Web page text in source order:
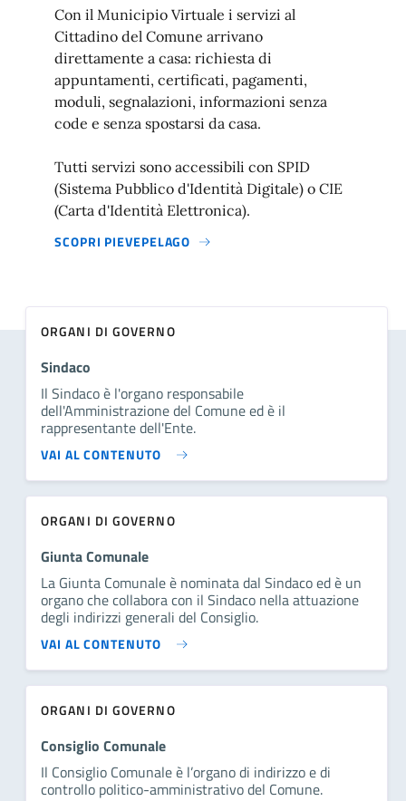
Con il Municipio Virtuale i servizi al
Cittadino del Comune arrivano
direttamente a casa: richiesta di
appuntamenti, certificati, pagamenti,
moduli, segnalazioni, informazioni senza
code e senza spostarsi da casa.
Tutti servizi sono accessibili con SPID
(Sistema Pubblico d'Identità Digitale) o CIE
(Carta d'Identità Elettronica).
SCOPRI PIEVEPELAGO
ORGANI DI GOVERNO
Sindaco
Il Sindaco è l'organo responsabile
dell'Amministrazione del Comune ed è il
rappresentante dell'Ente.
VAI AL CONTENUTO
ORGANI DI GOVERNO
Giunta Comunale
La Giunta Comunale è nominata dal Sindaco ed è un
organo che collabora con il Sindaco nella attuazione
degli indirizzi generali del Consiglio.
VAI AL CONTENUTO
ORGANI DI GOVERNO
Consiglio Comunale
Il Consiglio Comunale è l’organo di indirizzo e di
controllo politico-amministrativo del Comune.